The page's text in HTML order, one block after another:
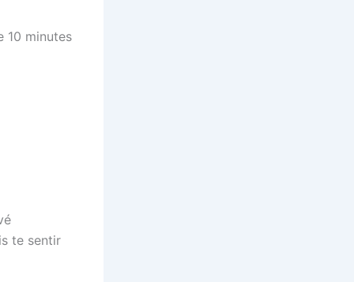
10 minutes
te sentir